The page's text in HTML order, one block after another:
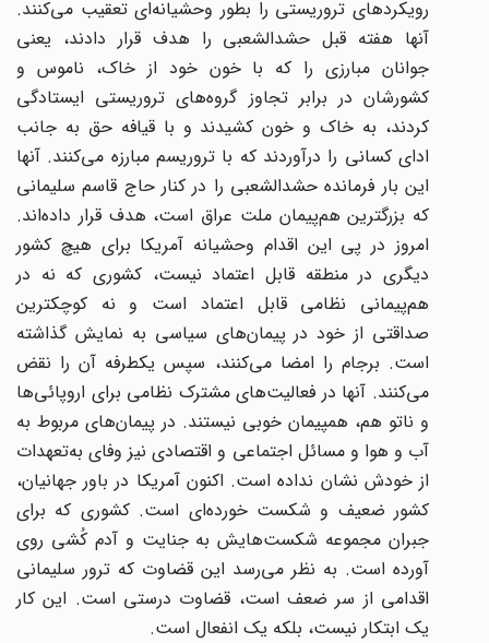
رویکردهای تروریستی را بطور وحشیانه‌ای تعقیب می‌کنند.
آنها هفته قبل حشدالشعبی را هدف قرار دادند، یعنی
جوانان مبارزی را که با خون خود از خاک، ناموس و
کشورشان در برابر تجاوز گروه‌های تروریستی ایستادگی
کردند، به خاک و خون کشیدند و با قیافه حق به جانب
ادای کسانی را درآوردند که با تروریسم مبارزه می‌کنند. آنها
این بار فرمانده حشدالشعبی را در کنار حاج قاسم سلیمانی
که بزرگترین هم‌پیمان ملت عراق است، هدف قرار داده‌اند.
امروز در پی این اقدام وحشیانه آمریکا برای هیچ کشور
دیگری در منطقه قابل اعتماد نیست، کشوری که نه در
هم‌پیمانی نظامی قابل اعتماد است و نه کوچکترین
صداقتی از خود در پیمان‌های سیاسی به نمایش گذاشته
است. برجام را امضا می‌کنند، سپس یکطرفه آن را نقض
می‌کنند. آنها در فعالیت‌های مشترک نظامی برای اروپائی‌ها
و ناتو هم، همپیمان خوبی نیستند. در پیمان‌های مربوط به
آب و هوا و مسائل اجتماعی و اقتصادی نیز وفای به‌تعهدات
از خودش نشان نداده ‌است. اکنون آمریکا در باور جهانیان،
کشور ضعیف و شکست خورده‌ای است. کشوری که برای
جبران مجموعه شکست‌هایش به جنایت و آدم کُشی روی
آورده است. به نظر می‌رسد این قضاوت که ترور سلیمانی
اقدامی از سر ضعف است، قضاوت درستی است. این کار
یک ابتکار نیست، بلکه یک انفعال است.